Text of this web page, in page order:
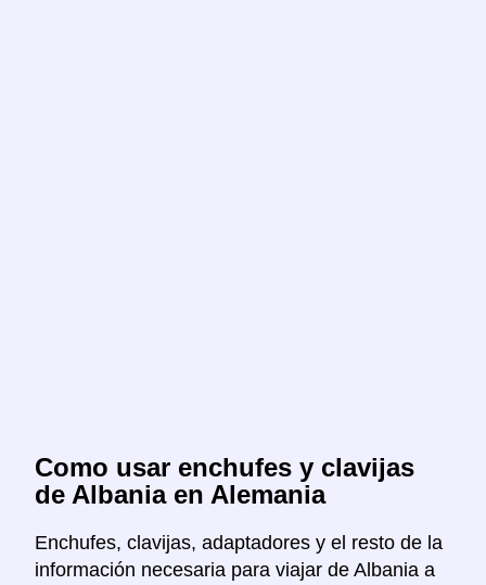
Como usar enchufes y clavijas
de Albania en Alemania
Enchufes, clavijas, adaptadores y el resto de la
información necesaria para viajar de Albania a